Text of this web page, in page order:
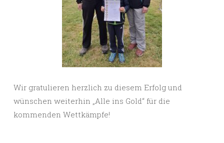
Wir gratulieren herzlich zu diesem Erfolg und
wünschen weiterhin „Alle ins Gold“ für die
kommenden Wettkämpfe!